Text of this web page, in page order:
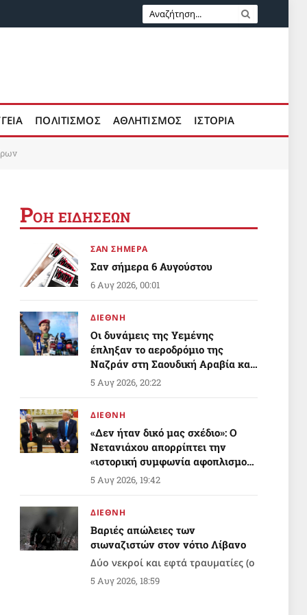
ΠΟΛΙΤΙΣΜΟΣ ΑΘΛΗΤΙΣΜΟΣ ΙΣΤΟΡΙΑ
ΡΟΗ ΕΙΔΗΣΕΩΝ
ΣΑΝ ΣΗΜΕΡΑ
Σαν σήμερα 6 Αυγούστου
6 Αυγ 2026, 00:01
ΔΙΕΘΝΗ
Οι δυνάμεις της Υεμένης
έπληξαν το αεροδρόμιο της
Ναζράν στη Σαουδική Αραβία και
ένα τάνκερ
5 Αυγ 2026, 20:22
ΔΙΕΘΝΗ
«Δεν ήταν δικό μας σχέδιο»: Ο
Νετανιάχου απορρίπτει την
«ιστορική συμφωνία αφοπλισμού»
της Γάζας που προώθησε ο Τραμπ
5 Αυγ 2026, 19:42
ΔΙΕΘΝΗ
Βαριές απώλειες των
σιωναζιστών στον νότιο Λίβανο
Δύο νεκροί και εφτά τραυματίες (ο
ένας σε κρίσιμη κατάσταση)
5 Αυγ 2026, 18:59